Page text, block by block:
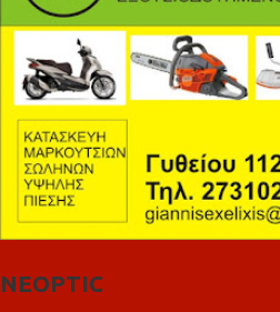
NEOPTIC